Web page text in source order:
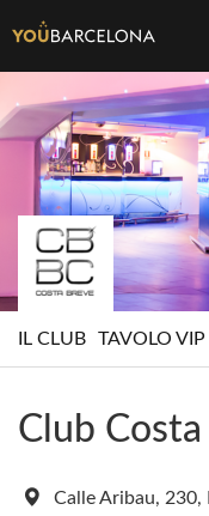
IL CLUB TAVOLO VIP
Club
Calle Aribau, 230,